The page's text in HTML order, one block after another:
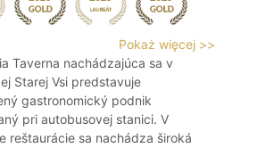
Pokaż więcej >>
Taverna nachádzajúca sa v
Starej Vsi predstavuje
gastronomický podnik
pri autobusovej stanici. V
reštaurácie sa nachádza široká